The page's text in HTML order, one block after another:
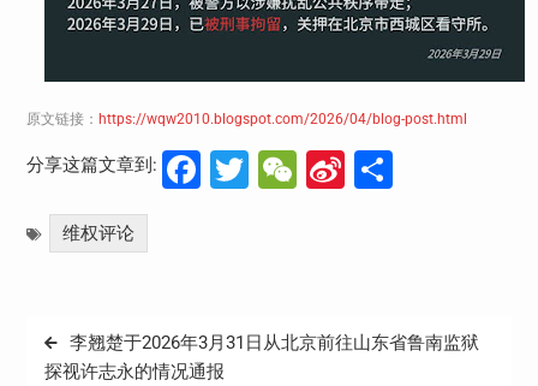
原文链接： https://wqw2010.blogspot.com/2026/04/blog-post.html
分享这篇文章到: Facebook
Twitter
WeChat
Sina分
维权评论
文
章
李翘楚于2026年3月31日从北京前往山东省鲁南监狱
探视许志永的情况通报